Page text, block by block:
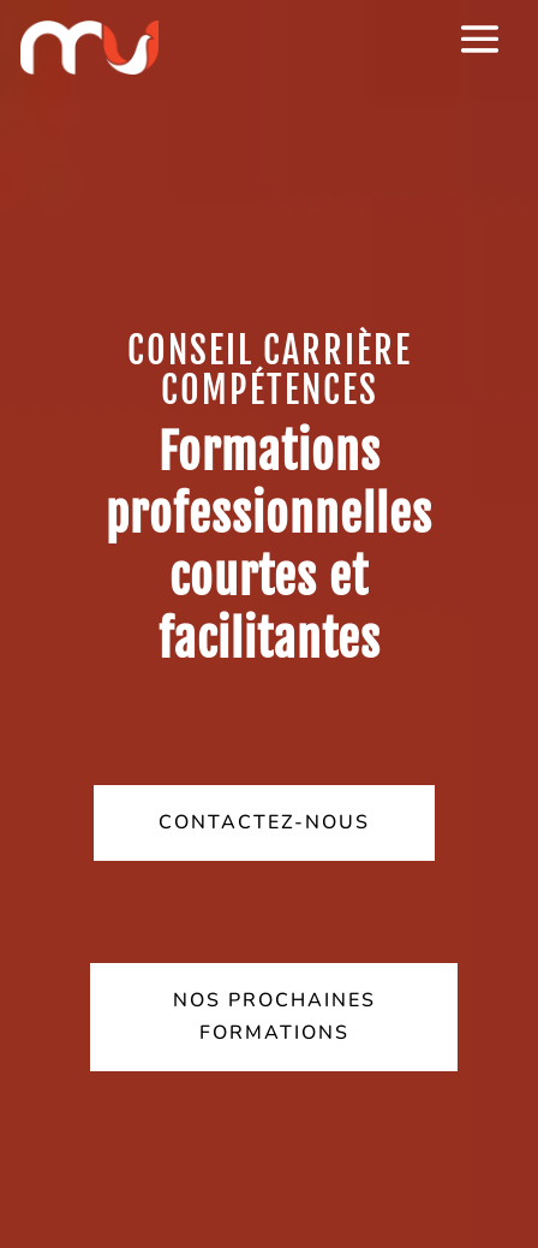
CONSEIL CARRIÈRE
COMPÉTENCES
Formations
professionnelles
courtes et
facilitantes
CONTACTEZ-NOUS
NOS PROCHAINES
FORMATIONS